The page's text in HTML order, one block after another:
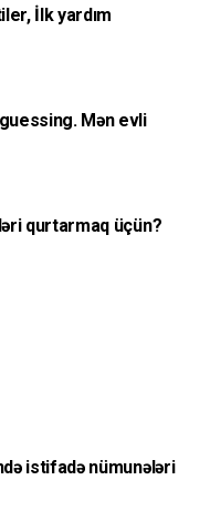
İlk yardım
Mən evli
qurtarmaq üçün?
istifadə nümunələri